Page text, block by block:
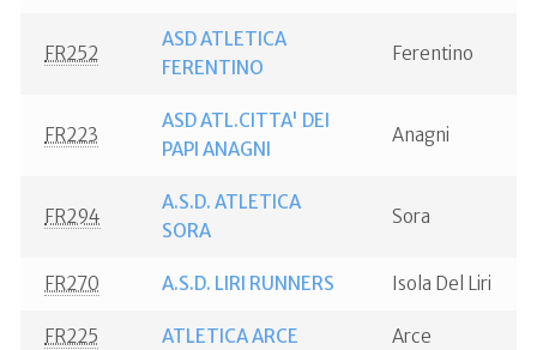
FR252
ASD ATLETICA
FERENTINO
Ferentino
FR223
ASD ATL.CITTA' DEI
PAPI ANAGNI
Anagni
FR294
A.S.D. ATLETICA
SORA
Sora
FR270 A.S.D. LIRI RUNNERS Isola Del Liri
FR225 ATLETICA ARCE Arce